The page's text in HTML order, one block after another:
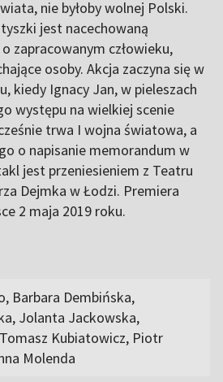
nie byłoby wolnej Polski.
jest nacechowaną
zapracowanym człowieku,
osoby. Akcja zaczyna się w
kiedy Ignacy Jan, w pieleszach
występu na wielkiej scenie
trwa I wojna światowa, a
o napisanie memorandum w
jest przeniesieniem z Teatru
Dejmka w Łodzi. Premiera
2 maja 2019 roku.
Barbara Dembińska,
Jolanta Jackowska,
Kubiatowicz, Piotr
Molenda